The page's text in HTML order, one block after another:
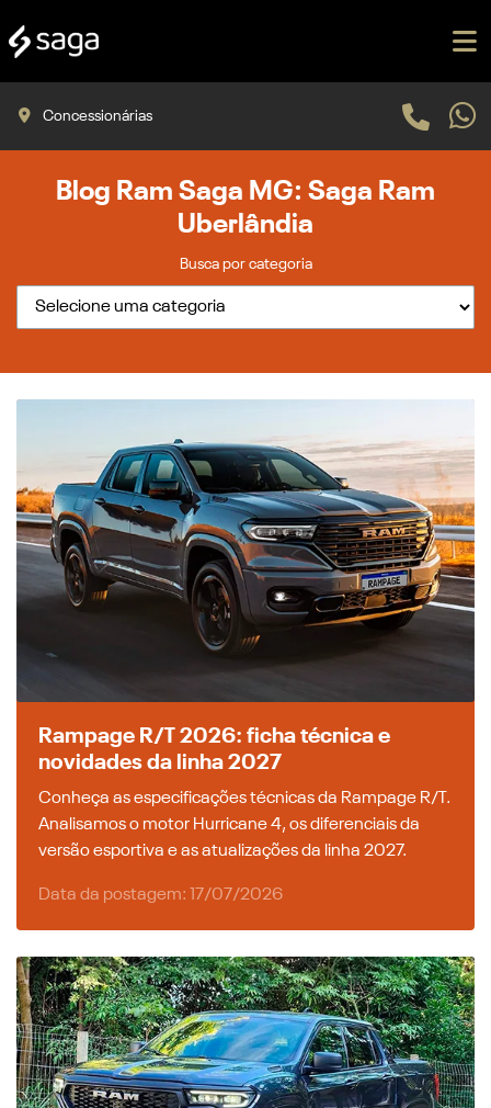
Concessionárias
Blog Ram Saga MG: Saga Ram
Uberlândia
Busca por categoria
Rampage R/T 2026: ficha técnica e
novidades da linha 2027
Conheça as especificações técnicas da Rampage R/T.
Analisamos o motor Hurricane 4, os diferenciais da
versão esportiva e as atualizações da linha 2027.
Data da postagem: 17/07/2026